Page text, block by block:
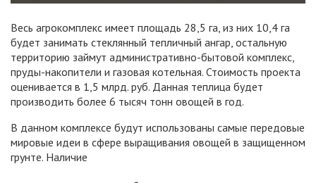
Весь агрокомплекс имеет площадь 28,5 га, из них 10,4 га
будет занимать стеклянный тепличный ангар, остальную
территорию займут административно-бытовой комплекс,
пруды-накопители и газовая котельная. Стоимость проекта
оценивается в 1,5 млрд. руб. Данная теплица будет
производить более 6 тысяч тонн овощей в год.
В данном комплексе будут использованы самые передовые
мировые идеи в сфере выращивания овощей в защищенном
грунте. Наличие